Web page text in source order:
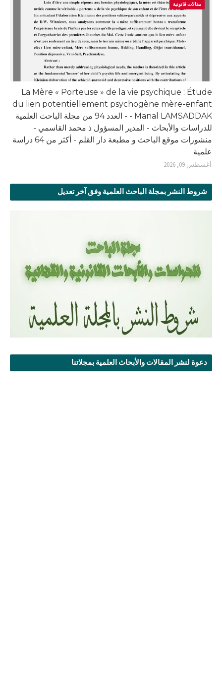
مقالات قانونية
La Mère « Porteuse » de la vie psychique : Étude
du lien potentiellement psychogène mère-enfant
- Manal LAMSADDAK - العدد 94 من مجلة الباحث العلمية
للدراسات والأبحاث - المدير المسؤول ذ محمد القاسمي -
منشورات موقع الباحث و مطبعة دار القلم - أكثر من 64 دراسة
علمية
أغسطس 09, 2026
شروط النشر بمجلة الباحث العلمية وفق آخر تعديل
دعوة لنشر المقالات والأبحاث العلمية بمجلاتنا